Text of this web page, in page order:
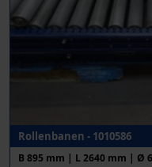
Rollenbanen - 1010586
B 895 mm | L 2640 mm | Ø